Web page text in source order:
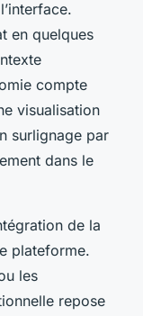
en quelques
compte
visualisation
surlignage par
dans le
de la
plateforme.
les
repose